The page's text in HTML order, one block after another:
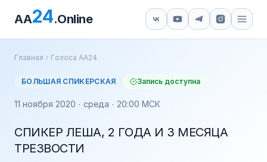
AA24.Online
Главная Голоса АА24
БОЛЬШАЯ СПИКЕРСКАЯ Запись доступна
11 ноября 2020 · среда · 20:00 МСК
СПИКЕР ЛЕША, 2 ГОДА И 3 МЕСЯЦА
ТРЕЗВОСТИ